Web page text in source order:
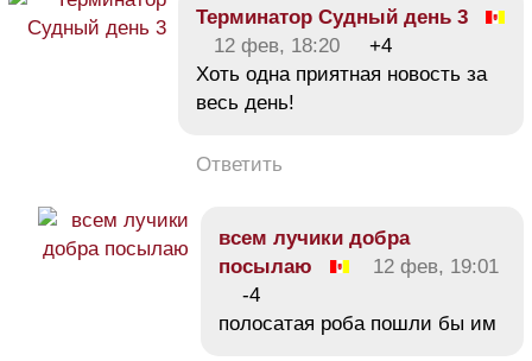
Терминатор Судный день 3
12 фев, 18:20
+4
Хоть одна приятная новость за
весь день!
Ответить
всем лучики добра
посылаю
12 фев, 19:01
-4
полосатая роба пошли бы им